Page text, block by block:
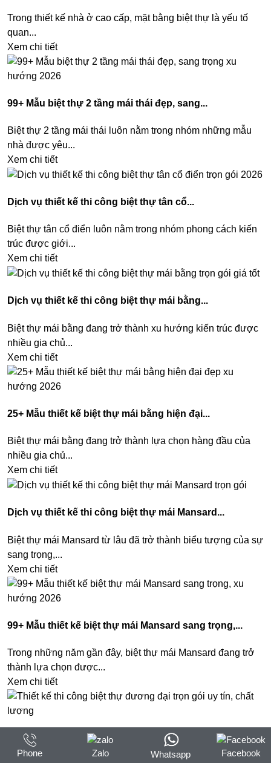
Trong thiết kế nhà ở cao cấp, mặt bằng biệt thự là yếu tố
quan...
Xem chi tiết
99+ Mẫu biệt thự 2 tầng mái thái đẹp, sang...
Biệt thự 2 tầng mái thái luôn nằm trong nhóm những mẫu
nhà được yêu...
Xem chi tiết
Dịch vụ thiết kế thi công biệt thự tân cổ...
Biệt thự tân cổ điển luôn nằm trong nhóm phong cách kiến
trúc được giới...
Xem chi tiết
Dịch vụ thiết kế thi công biệt thự mái bằng...
Biệt thự mái bằng đang trở thành xu hướng kiến trúc được
nhiều gia chủ...
Xem chi tiết
25+ Mẫu thiết kế biệt thự mái bằng hiện đại...
Biệt thự mái bằng đang trở thành lựa chọn hàng đầu của
nhiều gia chủ...
Xem chi tiết
Dịch vụ thiết kế thi công biệt thự mái Mansard...
Biệt thự mái Mansard từ lâu đã trở thành biểu tượng của sự
sang trọng,...
Xem chi tiết
99+ Mẫu thiết kế biệt thự mái Mansard sang trọng,...
Trong những năm gần đây, biệt thự mái Mansard đang trở
thành lựa chọn được...
Xem chi tiết
Thiết kế thi công biệt thự đương đại trọn gói...
Phone Zalo Whatsapp Facebook